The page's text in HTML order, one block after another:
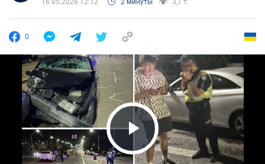
16.05.2026 12:12 2 минуты 3,1 т.
0
Play Video